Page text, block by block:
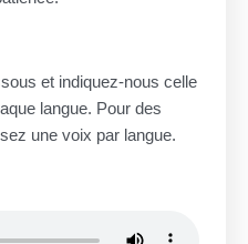
et indiquez-nous celle
langue. Pour des
une voix par langue.